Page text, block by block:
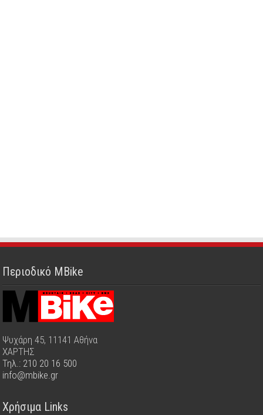
Περιοδικό MBike
Ψυχάρη 45, 11141 Αθήνα
ΧΑΡΤΗΣ
Τηλ.: 210 20 16 500
info@mbike.gr
Χρήσιμα Links